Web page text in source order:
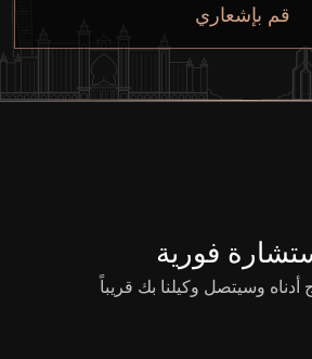
الوكلاء
قم بإشعاري
فورية
أدناه وسيتصل وكيلنا بك قريباً